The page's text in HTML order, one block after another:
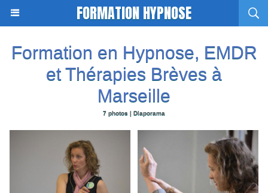
FORMATION HYPNOSE
Formation en Hypnose, EMDR
et Thérapies Brèves à
Marseille
7 photos | Diaporama